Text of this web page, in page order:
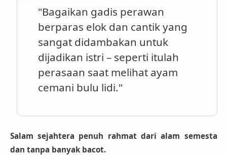
"Bagaikan gadis perawan
berparas elok dan cantik yang
sangat didambakan untuk
dijadikan istri – seperti itulah
perasaan saat melihat ayam
cemani bulu lidi."
Salam sejahtera penuh rahmat dari alam semesta
dan tanpa banyak bacot.